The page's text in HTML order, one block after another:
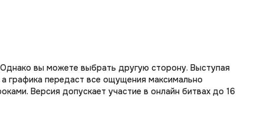
вы можете выбрать другую сторону. Выступая
графика передаст все ощущения максимально
Версия допускает участие в онлайн битвах до 16